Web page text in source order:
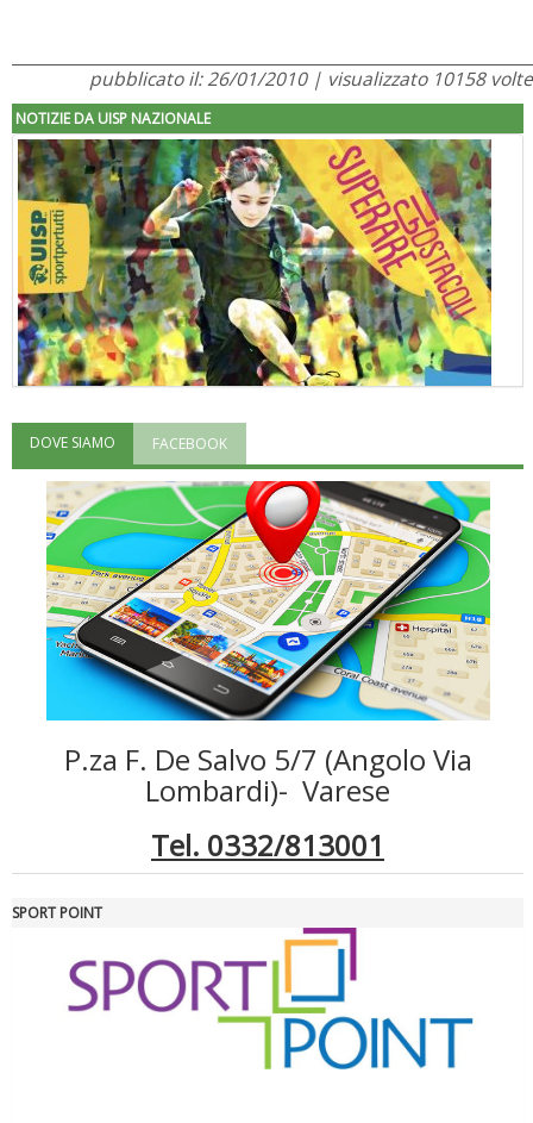
pubblicato il: 26/01/2010 | visualizzato 10158 volte
NOTIZIE DA UISP NAZIONALE
"Superare gli ostacoli": la relazione di Tiziano Pesce al CN Uisp
Luglio 2026: "Pensando con i piedi, si possono fare le
DOVE SIAMO FACEBOOK
P.za F. De Salvo 5/7 (Angolo Via
Lombardi)- Varese
Tel. 0332/813001
SPORT POINT